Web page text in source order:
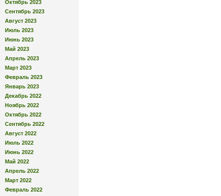
Октябрь 2023
Сентябрь 2023
Август 2023
Июль 2023
Июнь 2023
Май 2023
Апрель 2023
Март 2023
Февраль 2023
Январь 2023
Декабрь 2022
Ноябрь 2022
Октябрь 2022
Сентябрь 2022
Август 2022
Июль 2022
Июнь 2022
Май 2022
Апрель 2022
Март 2022
Февраль 2022